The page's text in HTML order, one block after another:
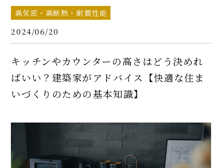
高気密・高断熱・耐震性能
2024/06/20
キッチンやカウンターの高さはどう決めれ
ばいい？建築家がアドバイス【快適な住ま
いづくりのための基本知識】